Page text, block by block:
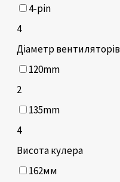
4-pin
4
Діаметр вентиляторів
120mm
2
135mm
4
Висота кулера
162мм